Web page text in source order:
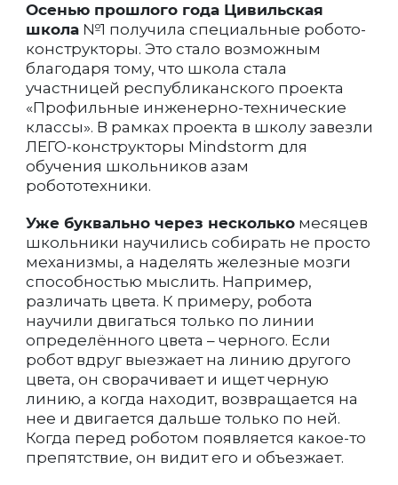
Осенью прошлого года Цивильская
школа №1 получила специальные робото-
конструкторы. Это стало возможным
благодаря тому, что школа стала
участницей республиканского проекта
«Профильные инженерно-технические
классы». В рамках проекта в школу завезли
ЛЕГО-конструкторы Mindstorm для
обучения школьников азам
робототехники.
Уже буквально через несколько месяцев
школьники научились собирать не просто
механизмы, а наделять железные мозги
способностью мыслить. Например,
различать цвета. К примеру, робота
научили двигаться только по линии
определённого цвета – черного. Если
робот вдруг выезжает на линию другого
цвета, он сворачивает и ищет черную
линию, а когда находит, возвращается на
нее и двигается дальше только по ней.
Когда перед роботом появляется какое-то
препятствие, он видит его и объезжает.